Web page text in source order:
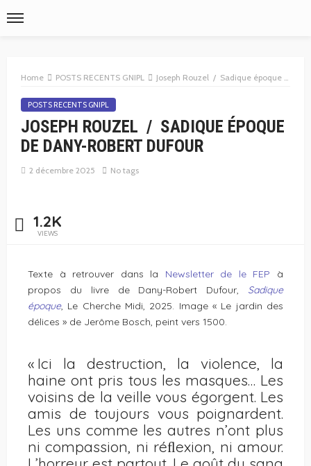
Home POSTS RECENTS GNIPL Joseph Rouzel / Sadique époque de Dany-Robert Dufour
POSTS RECENTS GNIPL
JOSEPH ROUZEL / SADIQUE ÉPOQUE
DE DANY-ROBERT DUFOUR
2 décembre 2025 No tags
1.2K
VIEWS
Texte à retrouver dans la Newsletter de le FEP à
propos du livre de Dany-Robert Dufour, Sadique
époque, Le Cherche Midi, 2025. Image « Le jardin des
délices » de Jerôme Bosch, peint vers 1500.
« Ici la destruction, la violence, la
haine ont pris tous les masques… Les
voisins de la veille vous égorgent. Les
amis de toujours vous poignardent.
Les uns comme les autres n’ont plus
ni compassion, ni réﬂexion, ni amour.